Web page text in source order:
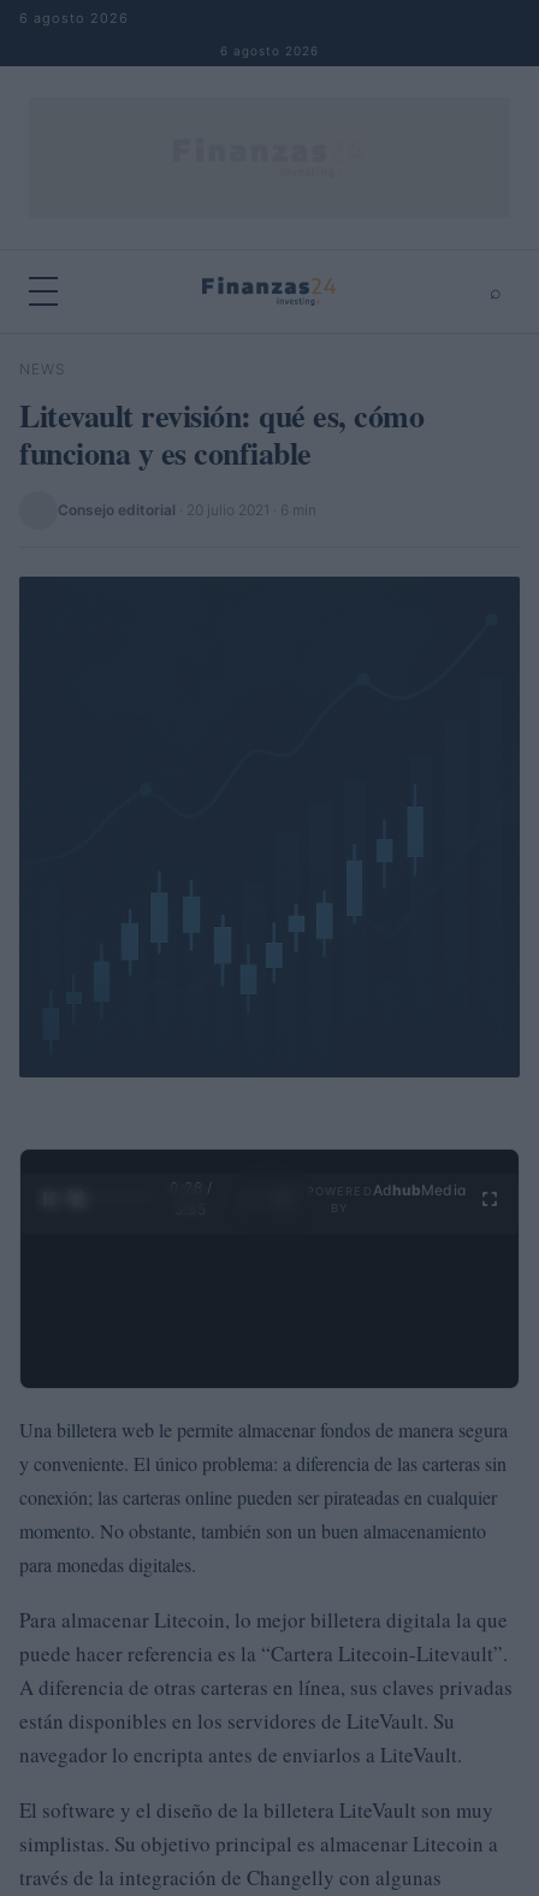
Saltar al contenido
6 agosto 2026
6 agosto 2026
⌕
Buscar
NEWS
Litevault revisión: qué es, cómo
funciona y es confiable
Consejo editorial 20 julio 2021 · 6 min
0:29 /
Ad hubMedia
Una billetera web le permite almacenar fondos de manera segura
y conveniente. El único problema: a diferencia de las carteras sin
conexión; las carteras online pueden ser pirateadas en cualquier
momento. No obstante, también son un buen almacenamiento
para monedas digitales.
Para almacenar Litecoin, lo mejor billetera digitala la que
puede hacer referencia es la “Cartera Litecoin-Litevault”.
A diferencia de otras carteras en línea, sus claves privadas
están disponibles en los servidores de LiteVault. Su
navegador lo encripta antes de enviarlos a LiteVault.
El software y el diseño de la billetera LiteVault son muy
simplistas. Su objetivo principal es almacenar Litecoin a
través de la integración de Changelly con algunas